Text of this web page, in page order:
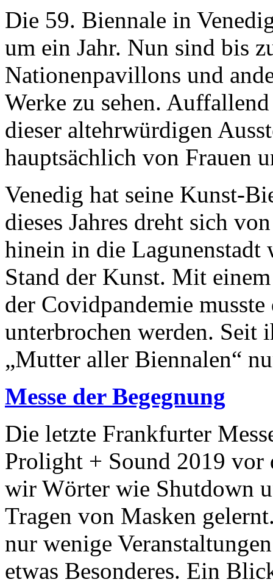
Die 59. Biennale in
um ein Jahr. Nun sind bis
Nationenpavillons und
Werke zu sehen.
dieser altehrwürdigen
hauptsächlich von Frauen
Venedig hat seine Kunst-
dieses Jahres dreht sich
hinein in die Lagunenstadt
Stand der Kunst. Mit
der Covidpandemie
unterbrochen werden. Seit
„Mutter aller Biennalen“
Messe der Begegnung
Die letzte Frankfurter
Prolight + Sound 2019 vor
wir Wörter wie Shutdown
Tragen von Masken
nur wenige
etwas Besonderes. Ein